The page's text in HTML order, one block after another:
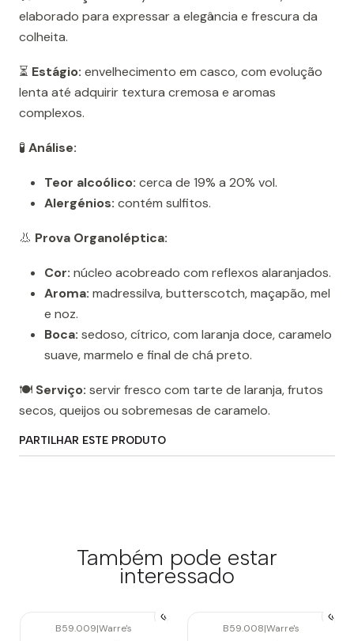
elaborado para expressar a elegância e frescura da
colheita.
⏳ Estágio: envelhecimento em casco, com evolução
lenta até adquirir textura cremosa e aromas
complexos.
🧪 Análise:
Teor alcoólico: cerca de 19% a 20% vol.
Alergénios: contém sulfitos.
👃 Prova Organoléptica:
Cor: núcleo acobreado com reflexos alaranjados.
Aroma: madressilva, butterscotch, maçapão, mel
e noz.
Boca: sedoso, cítrico, com laranja doce, caramelo
suave, marmelo e final de chá preto.
🍽️ Serviço: servir fresco com tarte de laranja, frutos
secos, queijos ou sobremesas de caramelo.
PARTILHAR ESTE PRODUTO
Também pode estar
interessado
B59.009|Warre's B59.008|Warre's